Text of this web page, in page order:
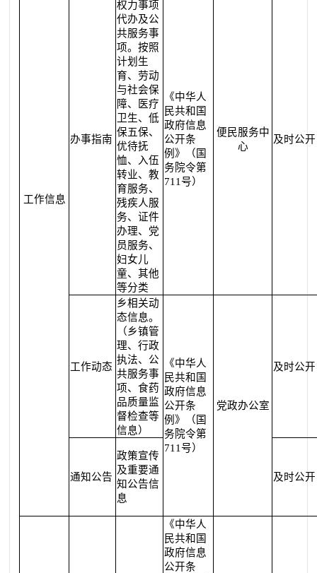
工作信息
办事指南
权力事项
代办及公
共服务事
项。按照
计划生
育、劳动
与社会保
障、医疗
卫生、低
保五保、
优待抚
恤、入伍
转业、教
育服务、
残疾人服
务、证件
办理、党
员服务、
妇女儿
童、其他
等分类
《中华人
民共和国
政府信息
公开条
例》（国
务院令第
711号）
便民服务中
心
及时公开
工作动态
乡相关动
态信息。
（乡镇管
理、行政
执法、公
共服务事
项、食药
品质量监
督检查等
信息）
《中华人
民共和国
政府信息
公开条
例》（国
务院令第
711号）
党政办公室
及时公开
通知公告
政策宣传
及重要通
知公告信
息
及时公开
《中华人
民共和国
政府信息
公开条